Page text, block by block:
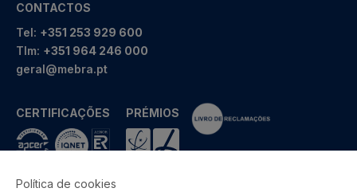
CONTACTOS
Tel: +351 253 929 600
Tlm: +351 964 246 000
geral@mebra.pt
CERTIFICAÇÕES PRÉMIOS
Política de cookies